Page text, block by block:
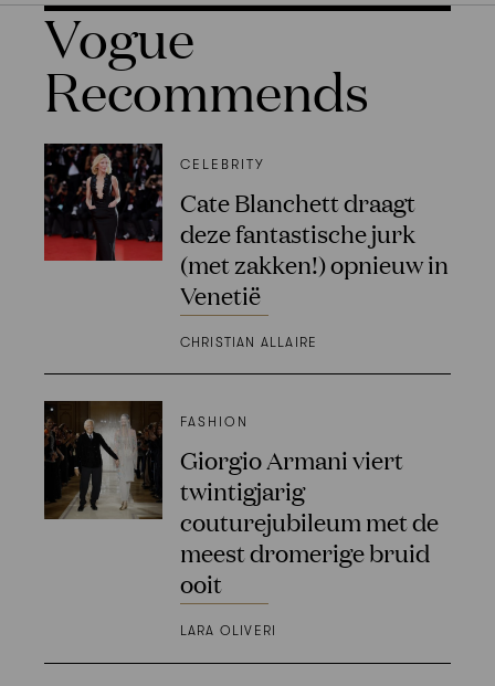
Vogue
Recommends
CELEBRITY
Cate Blanchett draagt
deze fantastische jurk
(met zakken!) opnieuw in
Venetië
CHRISTIAN ALLAIRE
FASHION
Giorgio Armani viert
twintigjarig
couturejubileum met de
meest dromerige bruid
ooit
LARA OLIVERI